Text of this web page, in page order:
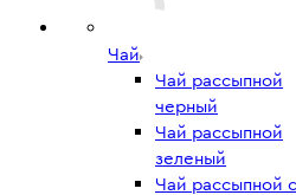
Чай
Чай рассыпной
черный
Чай рассыпной
зеленый
Чай рассыпной с